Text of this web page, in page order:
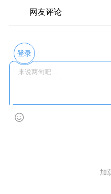
网友评论
登录
加